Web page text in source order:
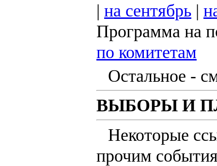
| на сентябрь |
Программа на
по комитетам
Остальное -
ВЫБОРЫ И
Некоторые
прочим